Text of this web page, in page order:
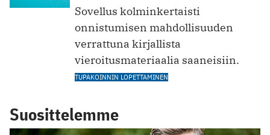
Sovellus kolminkertaisti
onnistumisen mahdollisuuden
verrattuna kirjallista
vieroitusmateriaalia saaneisiin.
TUPAKOINNIN LOPETTAMINEN
Suosittelemme